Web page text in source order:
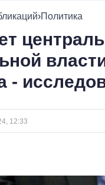
ПРЕЗИДЕНТ И
›Политика
-
12:33